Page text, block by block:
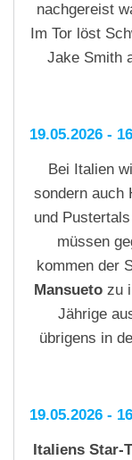
nachgereist
Im Tor löst
Jake Smith
19.05.2026 -
Bei Italien
sondern auch
und
müssen
kommen der
Mansueto zu
Jährige
übrigens in
19.05.2026 -
Italiens Star-